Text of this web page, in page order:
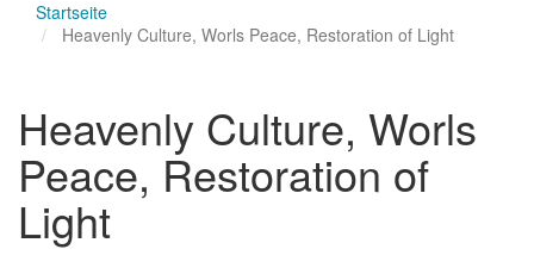
Startseite
Heavenly Culture, Worls Peace, Restoration of Light
Heavenly Culture, Worls
Peace, Restoration of
Light